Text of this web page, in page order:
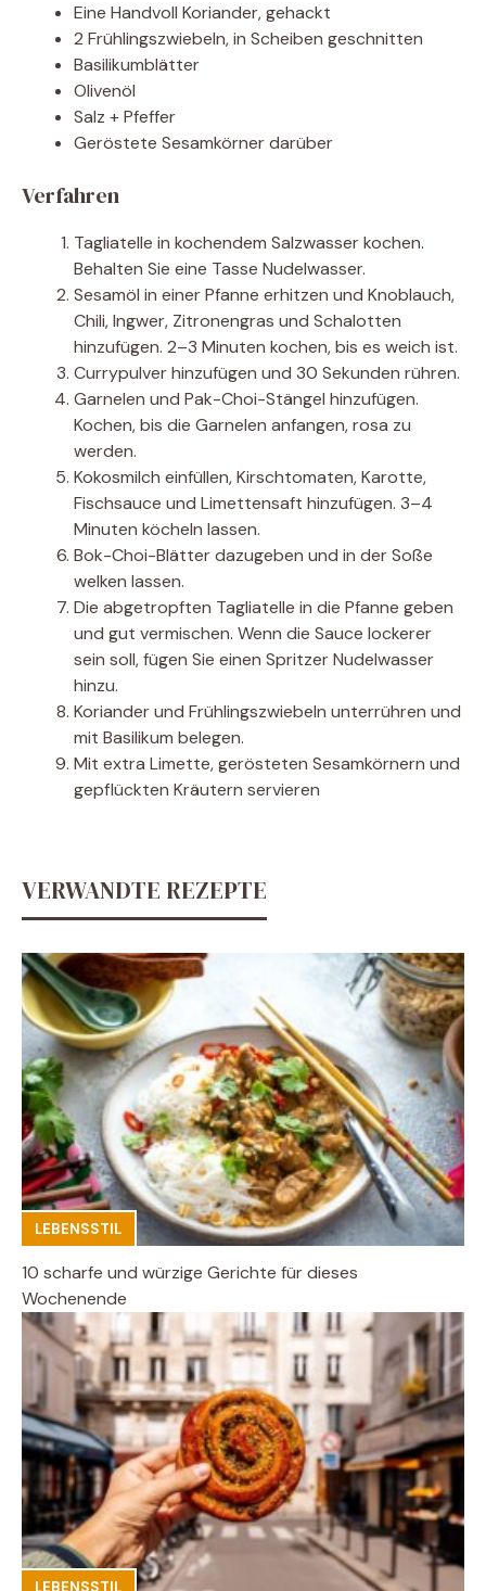
Eine Handvoll Koriander, gehackt
2 Frühlingszwiebeln, in Scheiben geschnitten
Basilikumblätter
Olivenöl
Salz + Pfeffer
Geröstete Sesamkörner darüber
Verfahren
Tagliatelle in kochendem Salzwasser kochen.
Behalten Sie eine Tasse Nudelwasser.
Sesamöl in einer Pfanne erhitzen und Knoblauch,
Chili, Ingwer, Zitronengras und Schalotten
hinzufügen. 2–3 Minuten kochen, bis es weich ist.
Currypulver hinzufügen und 30 Sekunden rühren.
Garnelen und Pak-Choi-Stängel hinzufügen.
Kochen, bis die Garnelen anfangen, rosa zu
werden.
Kokosmilch einfüllen, Kirschtomaten, Karotte,
Fischsauce und Limettensaft hinzufügen. 3–4
Minuten köcheln lassen.
Bok-Choi-Blätter dazugeben und in der Soße
welken lassen.
Die abgetropften Tagliatelle in die Pfanne geben
und gut vermischen. Wenn die Sauce lockerer
sein soll, fügen Sie einen Spritzer Nudelwasser
hinzu.
Koriander und Frühlingszwiebeln unterrühren und
mit Basilikum belegen.
Mit extra Limette, gerösteten Sesamkörnern und
gepflückten Kräutern servieren
VERWANDTE REZEPTE
LEBENSSTIL
10 scharfe und würzige Gerichte für dieses
Wochenende